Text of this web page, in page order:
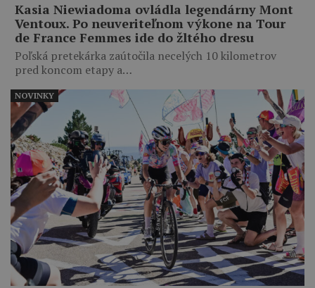
Kasia Niewiadoma ovládla legendárny Mont
Ventoux. Po neuveriteľnom výkone na Tour
de France Femmes ide do žltého dresu
Poľská pretekárka zaútočila necelých 10 kilometrov
pred koncom etapy a…
NOVINKY